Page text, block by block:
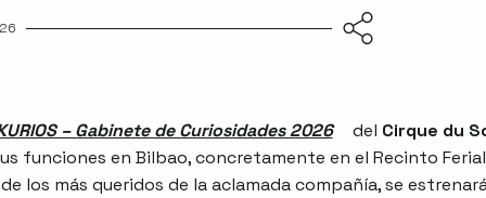
– Gabinete de Curiosidades 2026 Abre en nueva
del Cirque du
funciones en Bilbao, concretamente en el Recinto Ferial
los más queridos de la aclamada compañía, se